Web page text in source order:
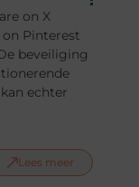
on X
on Pinterest
beveiliging
echter
Lees meer